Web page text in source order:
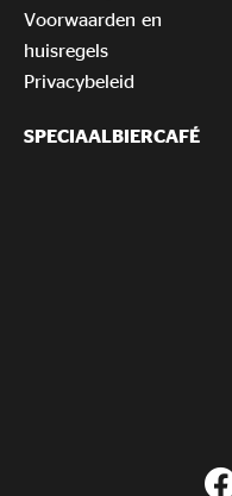
Voorwaarden en
huisregels
Privacybeleid
SPECIAALBIERCAFÉ